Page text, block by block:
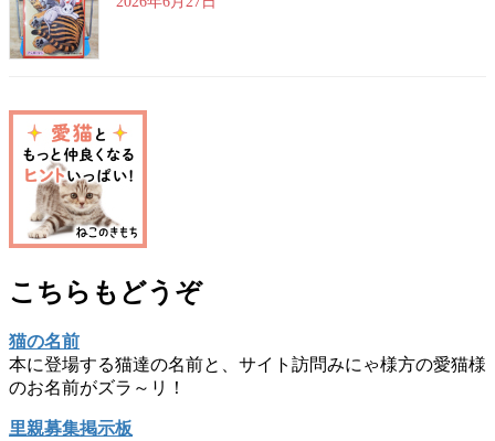
こちらもどうぞ
猫の名前
本に登場する猫達の名前と、サイト訪問みにゃ様方の愛猫様
のお名前がズラ～リ！
里親募集掲示板